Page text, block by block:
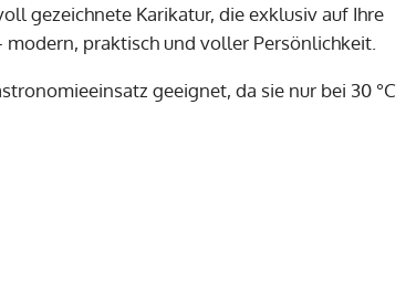
gezeichnete Karikatur, die exklusiv auf Ihre
praktisch und voller Persönlichkeit.
geeignet, da sie nur bei 30 °C